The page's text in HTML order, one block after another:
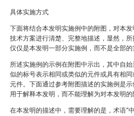
具体实施方式
下面将结合本发明实施例中的附图，对本
技术方案进行清楚、完整地描述，显然，所
仅仅是本发明一部分实施例，而不是全部的
所述实施例的示例在附图中示出，其中自
似的标号表示相同或类似的元件或具有相
元件。下面通过参考附图描述的实施例是
用于解释本发明，而不能理解为对本发明的
在本发明的描述中，需要理解的是，术语“中